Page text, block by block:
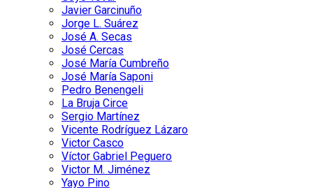
Javier Garcinuño
Jorge L. Suárez
José A. Secas
José Cercas
José María Cumbreño
José María Saponi
Pedro Benengeli
La Bruja Circe
Sergio Martínez
Vicente Rodríguez Lázaro
Victor Casco
Víctor Gabriel Peguero
Victor M. Jiménez
Yayo Pino